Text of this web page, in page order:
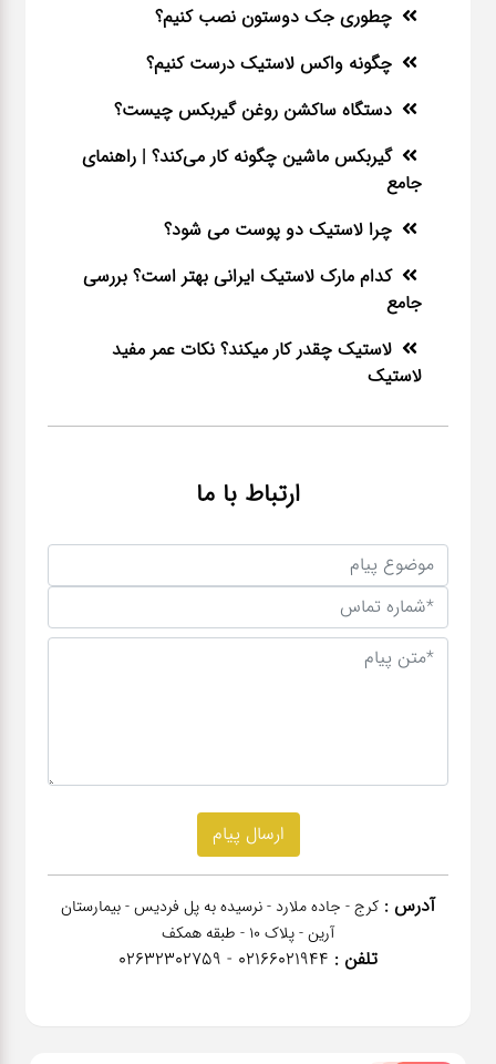
چطوری جک دوستون نصب کنیم؟
چگونه واکس لاستیک درست کنیم؟
دستگاه ساکشن روغن گیربکس چیست؟
گیربکس ماشین چگونه کار می‌کند؟ | راهنمای
جامع
چرا لاستیک دو پوست می شود؟
کدام مارک لاستیک ایرانی بهتر است؟ بررسی
جامع
لاستیک چقدر کار میکند؟ نکات عمر مفید
لاستیک
ارتباط با ما
آدرس : کرج - جاده ملارد - نرسیده به پل فردیس - بیمارستان
آرین - پلاک 10 - طبقه همکف
تلفن : 02166021944 - 02632302759